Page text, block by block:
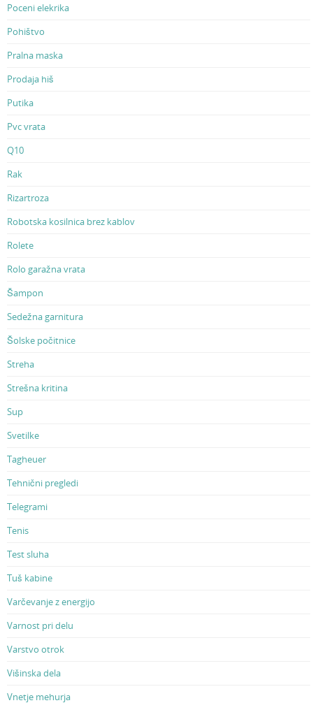
Poceni elekrika
Pohištvo
Pralna maska
Prodaja hiš
Putika
Pvc vrata
Q10
Rak
Rizartroza
Robotska kosilnica brez kablov
Rolete
Rolo garažna vrata
Šampon
Sedežna garnitura
Šolske počitnice
Streha
Strešna kritina
Sup
Svetilke
Tagheuer
Tehnični pregledi
Telegrami
Tenis
Test sluha
Tuš kabine
Varčevanje z energijo
Varnost pri delu
Varstvo otrok
Višinska dela
Vnetje mehurja